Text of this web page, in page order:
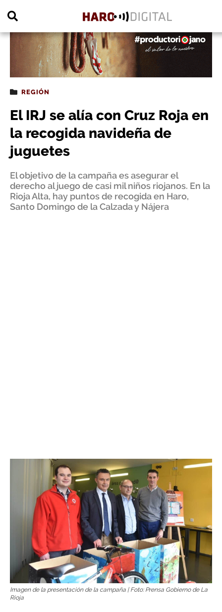
REGIÓN
El IRJ se alía con Cruz Roja en
la recogida navideña de
juguetes
El objetivo de la campaña es asegurar el
derecho al juego de casi mil niños riojanos. En la
Rioja Alta, hay puntos de recogida en Haro,
Santo Domingo de la Calzada y Nájera
Imagen de la presentación de la campaña | Foto: Prensa Gobierno de La
Rioja